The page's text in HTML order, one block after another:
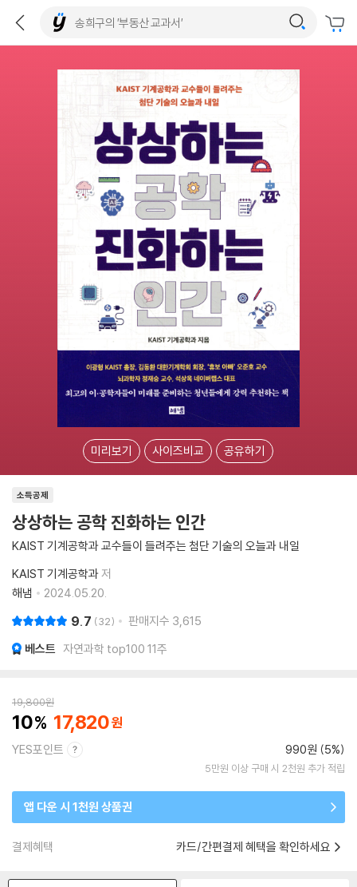
미리보기 사이즈비교 공유하기
소득공제
상상하는 공학 진화하는 인간
KAIST 기계공학과 교수들이 들려주는 첨단 기술의 오늘과 내일
KAIST 기계공학과저
해냄
2024.05.20.
9.7 32 판매지수 3,615
베스트 자연과학 top100 11주
19,800원
10 17,820
YES포인트 990원 (5%)
5만원 이상 구매 시 2천원 추가 적립
앱 다운 시 1천원 상품권
결제혜택 카드/간편결제 혜택을 확인하세요